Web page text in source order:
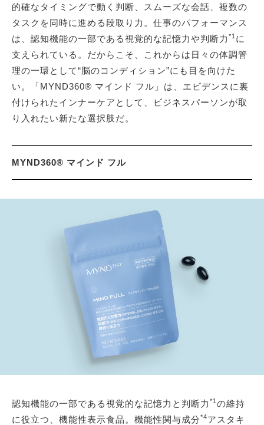
的確なタイミングで動く判断、スムーズな会話、複数の
タスクを同時に進める段取り力。仕事のパフォーマンス
は、認知機能の一部である視覚的な記憶力や判断力 *1 に
支えられている。だからこそ、これからは日々の体調管
理の一環として“脳のコンディション”にも目を向けた
い。「MYND360® マインド フル」は、エビデンスに裏
付けられたインナーケアとして、ビジネスパーソンが取
り入れたい新たな選択肢だ。
MYND360® マインド フル
認知機能の一部である視覚的な記憶力と判断力 *1 の維持
に役立つ、機能性表示食品。機能性関与成分*4アスタキ